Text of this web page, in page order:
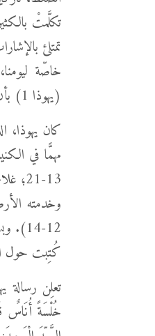
تكلَّمتْ
تمتلئ
خاصّة
(يهوذا 1) بأن يجاهدوا لأجل الإيمان ويستمرّوا في الإيمان.
كان يهوذا،
12-
كُتِبت حول
تعلِن رسالة
خُلْسَةً أُنَاسٌ